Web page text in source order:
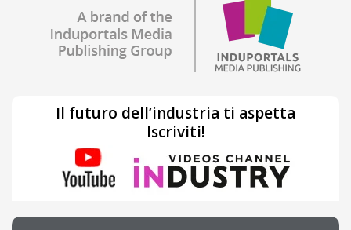
Il futuro dell’industria ti aspetta
Iscriviti!